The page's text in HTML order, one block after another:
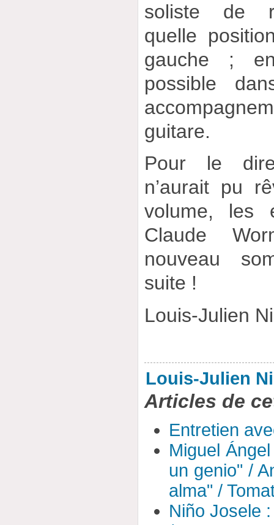
soliste de
quelle
gauche ;
possible
guitare.
Pour le
n’aurait pu
volume, les
Claude
nouveau
suite !
Louis-Julien
Louis-Julien
Articles de
Entretien
Miguel
un genio" /
alma" /
Niño Josele